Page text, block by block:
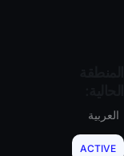
العربية
ACTIVE